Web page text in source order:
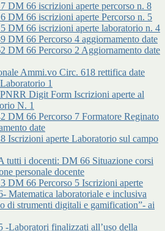
DM 66 iscrizioni aperte percorso n. 8
DM 66 iscrizioni aperte Percorso n. 5
DM 66 iscrizioni aperte laboratorio n. 4
DM 66 Percorso 4 aggiornamento date
DM 66 Percorso 2 Aggiornamento date
Ammi.vo Circ. 618 rettifica date
1
Digit Form Iscrizioni aperte al
N. 1
DM 66 Percorso 7 Formatore Reginato
date
Iscrizioni aperte Laboratorio sul campo
tutti i docenti: DM 66 Situazione corsi
personale docente
DM 66 Percorso 5 Iscrizioni aperte
Matematica laboratoriale e inclusiva
di strumenti digitali e gamification”- ai
-Laboratori finalizzati all’uso della